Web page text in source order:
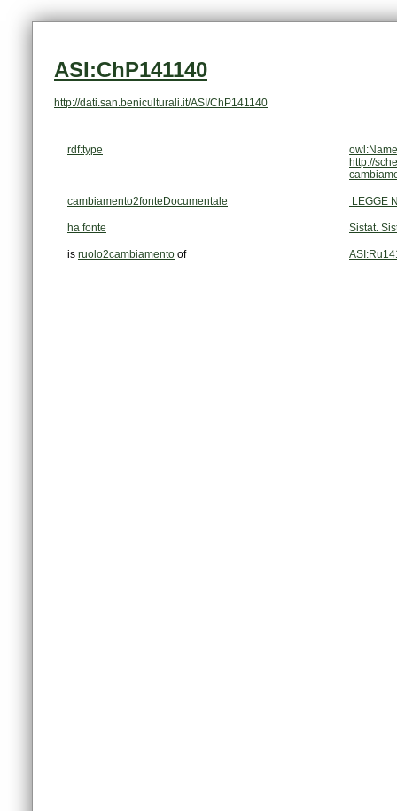
ASI:ChP141140
http://dati.san.beniculturali.it/ASI/ChP141140
rdf:type
http://
cambiamento2fonteDocumentale LEGGE
ha fonte Sistat.
is ruolo2cambiamento of